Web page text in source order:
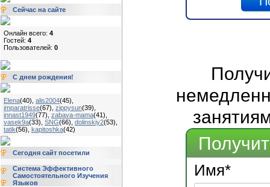
Сейчас на сайте
Онлайн всего: 4
Гостей: 4
Пользователей: 0
С днем рождения!
Elena(40) alis2004(45)
imparatrisse(67) zippysun(39)
innast1949(77) zabava-mama(41)
vasek9a(33) SNG(66) dolinskiy2(53)
tatik(56) kapitoshka(42)
Сегодня сайт посетили
Система Эффективного
Самостоятельного Изучения
Языков
Имя*